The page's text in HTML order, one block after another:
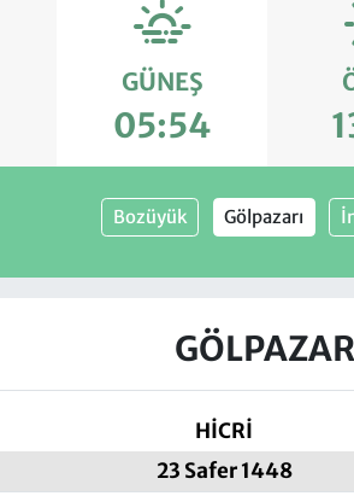
GÜNEŞ
05:54
Bozüyük Gölpazarı
HİCRİ
23 Safer 1448